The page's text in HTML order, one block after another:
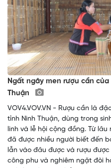
Ngất ngây men rượu cần
Thuận
VOV4.VOV.VN - Rượu cần là
tỉnh Ninh Thuận, dùng trong
linh và lễ hội cộng đồng. Từ
đã được nhiều người biết đến
lẫn vào đâu được và rượu
công phu và nghiêm ngặt đòi